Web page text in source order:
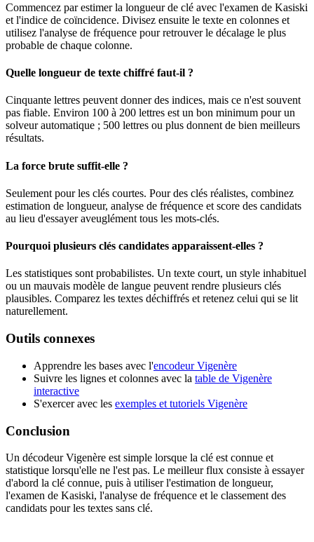
Commencez par estimer la longueur de clé avec l'examen de Kasiski
et l'indice de coïncidence. Divisez ensuite le texte en colonnes et
utilisez l'analyse de fréquence pour retrouver le décalage le plus
probable de chaque colonne.
Quelle longueur de texte chiffré faut-il ?
Cinquante lettres peuvent donner des indices, mais ce n'est souvent
pas fiable. Environ 100 à 200 lettres est un bon minimum pour un
solveur automatique ; 500 lettres ou plus donnent de bien meilleurs
résultats.
La force brute suffit-elle ?
Seulement pour les clés courtes. Pour des clés réalistes, combinez
estimation de longueur, analyse de fréquence et score des candidats
au lieu d'essayer aveuglément tous les mots-clés.
Pourquoi plusieurs clés candidates apparaissent-elles ?
Les statistiques sont probabilistes. Un texte court, un style inhabituel
ou un mauvais modèle de langue peuvent rendre plusieurs clés
plausibles. Comparez les textes déchiffrés et retenez celui qui se lit
naturellement.
Outils connexes
Apprendre les bases avec l'encodeur Vigenère
Suivre les lignes et colonnes avec la table de Vigenère
interactive
S'exercer avec les exemples et tutoriels Vigenère
Conclusion
Un décodeur Vigenère est simple lorsque la clé est connue et
statistique lorsqu'elle ne l'est pas. Le meilleur flux consiste à essayer
d'abord la clé connue, puis à utiliser l'estimation de longueur,
l'examen de Kasiski, l'analyse de fréquence et le classement des
candidats pour les textes sans clé.